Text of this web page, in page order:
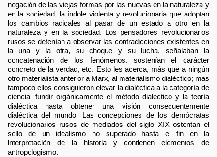
negación de las viejas formas por las nuevas en la naturaleza y
en la sociedad, la índole violenta y revolucionaria que adoptan
los cambios radicales al pasar de un estado a otro en la
naturaleza y en la sociedad. Los pensadores revolucionarios
rusos se detenían a observar las contradicciones existentes en
la una y la otra, su choque y su lucha, señalaban la
concatenación de los fenómenos, sostenían el carácter
concreto de la verdad, etc. Esto les acerca, más que a ningún
otro materialista anterior a Marx, al materialismo dialéctico; mas
tampoco ellos consiguieron elevar la dialéctica a la categoría de
ciencia, fundir orgánicamente el método dialéctico y la teoría
dialéctica hasta obtener una visión consecuentemente
dialéctica del mundo. Las concepciones de los demócratas
revolucionarios rusos de mediados del siglo XIX ostentan el
sello de un idealismo no superado hasta el fin en la
interpretación de la historia y contienen elementos de
antropologismo.